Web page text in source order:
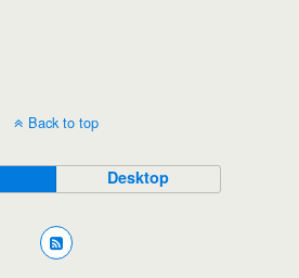
Back to top
Desktop